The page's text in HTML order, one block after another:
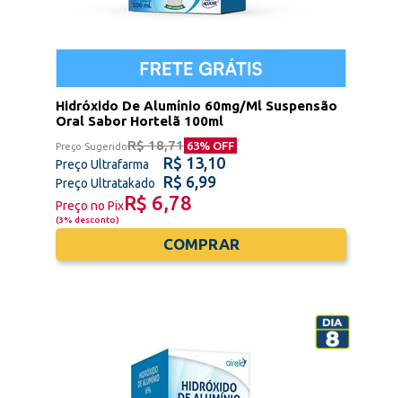
Hidróxido De Alumínio 60mg/Ml Suspensão
Oral Sabor Hortelã 100ml
Preço SugeridoR$ 18,71 63% OFF
Preço Ultrafarma R$ 13,10
Preço Ultratakado R$ 6,99
Preço no PixR$ 6,78
(3% desconto)
COMPRAR